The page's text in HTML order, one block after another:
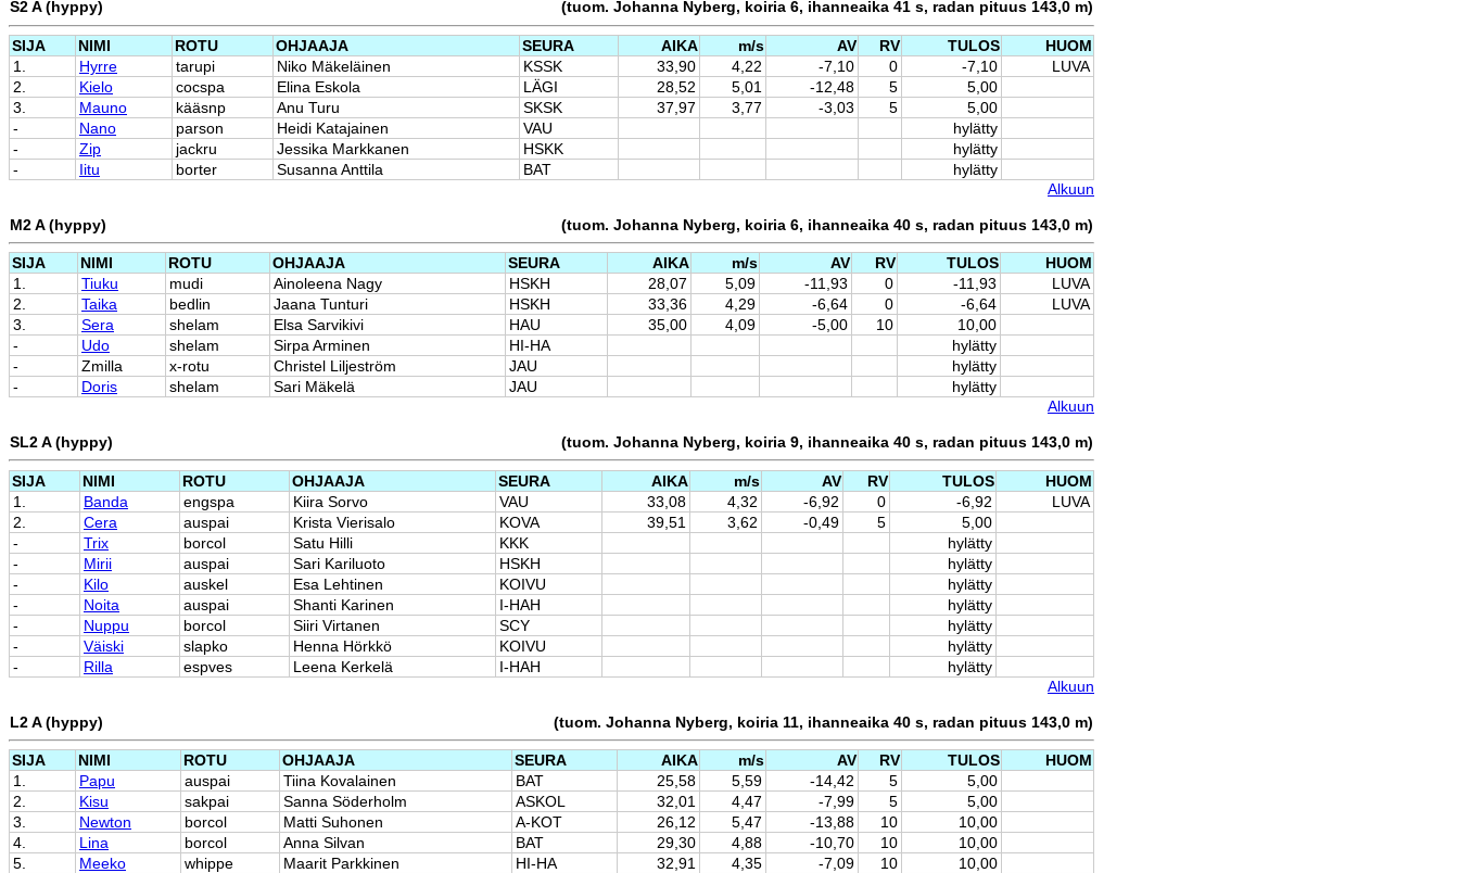
S2 A (hyppy) (tuom. Johanna Nyberg, koiria 6, ihanneaika 41 s, radan pituus 143,0 m)
SIJA NIMI ROTU OHJAAJA SEURA AIKA m/s AV RV TULOS
HUOM
1.
Hyrre tarupi Niko Mäkeläinen KSSK 33,90 4,22 -7,10 0 -7,10
LUVA
2.
Kielo cocspa Elina Eskola LÄGI 28,52 5,01 -12,48 5
5,00
3.
Mauno kääsnp Anu Turu SKSK 37,97 3,77 -3,03 5
5,00
-
Nano parson Heidi Katajainen VAU
hylätty
-
Zip jackru Jessika Markkanen HSKK
hylätty
-
Iitu borter Susanna Anttila BAT
hylätty
Alkuun
M2 A (hyppy) (tuom. Johanna Nyberg, koiria 6, ihanneaika 40 s, radan pituus 143,0 m)
SIJA NIMI ROTU OHJAAJA SEURA AIKA m/s AV RV TULOS
HUOM
1.
Tiuku mudi Ainoleena Nagy HSKH 28,07 5,09 -11,93 0 -11,93
LUVA
2.
Taika bedlin Jaana Tunturi HSKH 33,36 4,29 -6,64 0 -6,64
LUVA
3.
Sera shelam Elsa Sarvikivi HAU 35,00 4,09 -5,00 10
10,00
-
Udo shelam Sirpa Arminen HI-HA
hylätty
-
Zmilla x-rotu Christel Liljeström JAU
hylätty
-
Doris shelam Sari Mäkelä JAU
hylätty
Alkuun
SL2 A (hyppy) (tuom. Johanna Nyberg, koiria 9, ihanneaika 40 s, radan pituus 143,0 m)
SIJA NIMI ROTU OHJAAJA SEURA AIKA m/s AV RV TULOS
HUOM
1.
Banda engspa Kiira Sorvo VAU 33,08 4,32 -6,92 0 -6,92
LUVA
2.
Cera auspai Krista Vierisalo KOVA 39,51 3,62 -0,49 5
5,00
-
Trix borcol Satu Hilli KKK
hylätty
-
Mirii auspai Sari Kariluoto HSKH
hylätty
-
Kilo auskel Esa Lehtinen KOIVU
hylätty
-
Noita auspai Shanti Karinen I-HAH
hylätty
-
Nuppu borcol Siiri Virtanen SCY
hylätty
-
Väiski slapko Henna Hörkkö KOIVU
hylätty
-
Rilla espves Leena Kerkelä I-HAH
hylätty
Alkuun
L2 A (hyppy) (tuom. Johanna Nyberg, koiria 11, ihanneaika 40 s, radan pituus 143,0 m)
SIJA NIMI ROTU OHJAAJA SEURA AIKA m/s AV RV TULOS
HUOM
1.
Papu auspai Tiina Kovalainen BAT 25,58 5,59 -14,42 5
5,00
2.
Kisu sakpai Sanna Söderholm ASKOL 32,01 4,47 -7,99 5
5,00
3.
Newton borcol Matti Suhonen A-KOT 26,12 5,47 -13,88 10
10,00
4.
Lina borcol Anna Silvan BAT 29,30 4,88 -10,70 10
10,00
5.
Meeko whippe Maarit Parkkinen HI-HA 32,91 4,35 -7,09 10
10,00